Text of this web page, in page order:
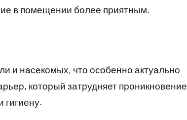
в помещении более приятным.
и насекомых, что особенно актуально
который затрудняет проникновение
гигиену.